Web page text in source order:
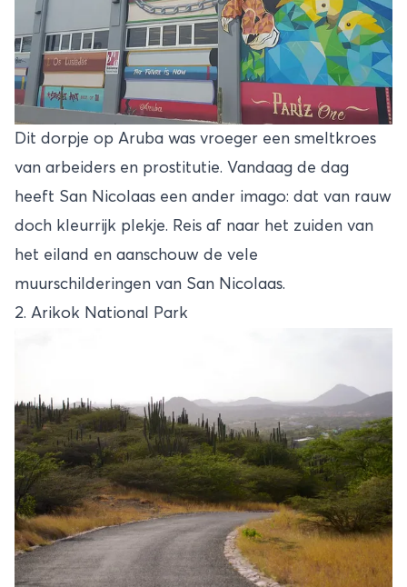
Dit dorpje op Aruba was vroeger een smeltkroes
van arbeiders en prostitutie. Vandaag de dag
heeft San Nicolaas een ander imago: dat van rauw
doch kleurrijk plekje. Reis af naar het zuiden van
het eiland en aanschouw de vele
muurschilderingen van San Nicolaas.
2. Arikok National Park